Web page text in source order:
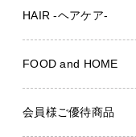
HAIR -ヘアケア-
FOOD and HOME
会員様ご優待商品